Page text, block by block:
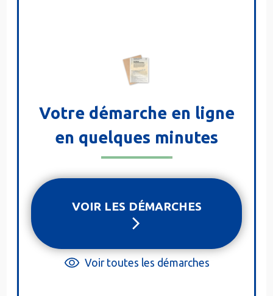
Votre démarche en ligne
en quelques minutes
VOIR LES DÉMARCHES
Voir toutes les démarches